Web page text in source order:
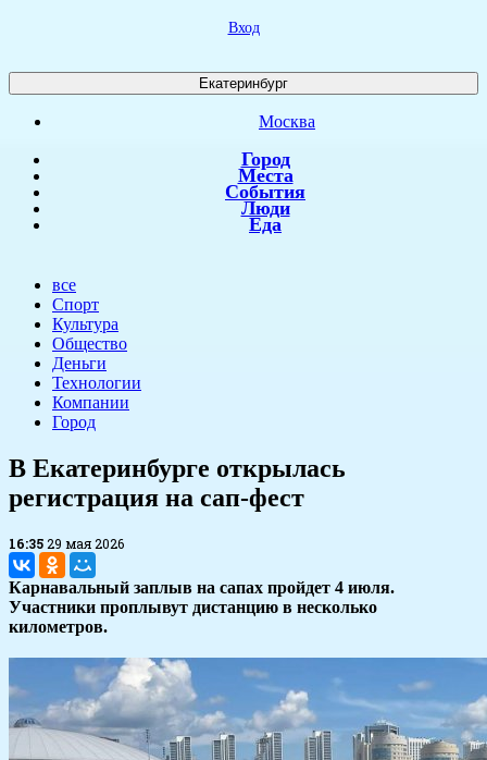
Вход
Екатеринбург
Москва
Город
Места
События
Люди
Еда
все
Спорт
Культура
Общество
Деньги
Технологии
Компании
Город
​В Екатеринбурге открылась
регистрация на сап-фест
16:3529 мая 2026
Карнавальный заплыв на сапах пройдет 4 июля.
Участники проплывут дистанцию в несколько
километров.